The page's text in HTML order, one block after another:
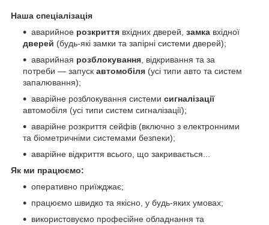
Наша спеціалізація
аварийное розкриття вхідних дверей, замка вхідної
дверей (будь-які замки та запірні системи дверей);
аварийная розблокування , відкривання та за
потреби — запуск автомобіля (усі типи авто та систем
запалювання);
аварійне розблокування системи сигналізації
автомобіля (усі типи систем сигналізації);
аварійне розкриття сейфів (включно з електронними
та біометричніми системами безпеки);
аварійне відкриття всього, що закривається...
Як ми працюємо:
оперативно приїжджає;
працюємо швидко та якісно, у будь-яких умовах;
використовуємо професійне обладнання та